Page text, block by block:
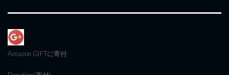
Amazon GIFTに寄付